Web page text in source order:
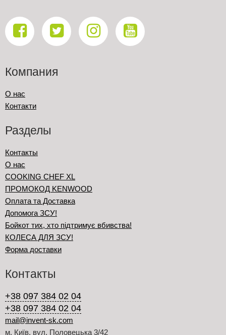
Компания
О нас
Контакти
Разделы
Контакты
О нас
COOKING CHEF XL
ПРОМОКОД KENWOOD
Оплата та Доставка
Допомога ЗСУ!
Бойкот тих, хто підтримує вбивства!
КОЛЕСА ДЛЯ ЗСУ!
Форма доставки
Контакты
+38 097 384 02 04
+38 097 384 02 04
mail@invent-sk.com
м. Київ, вул. Половецька 3/42